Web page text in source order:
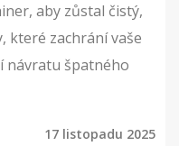
aby zůstal čistý,
které zachrání vaše
návratu špatného
17 listopadu 2025